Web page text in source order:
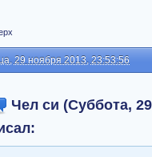
29 ноября 2013, 23:53:56
Чел си (Суббота,